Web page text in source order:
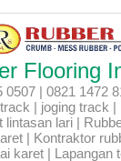
Flooring
0507 | 0821 1472
| joging track
lintasan lari |
| Kontraktor
karet | Lapangan